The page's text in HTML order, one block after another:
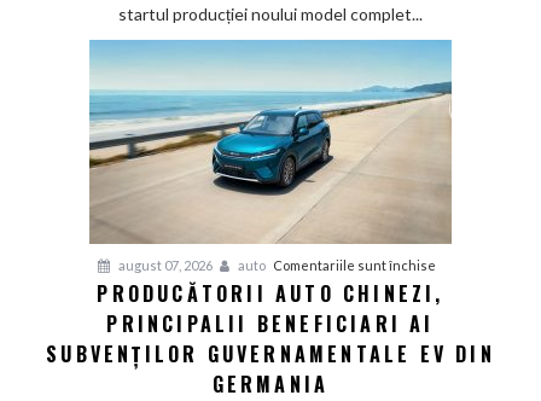
BMW
renunță
și
100%
startul producției noului model complet...
august 07, 2026 auto Comentariile sunt închise
chinezi,
PRODUCĂTORII AUTO CHINEZI,
PRINCIPALII BENEFICIARI AI
SUBVENȚILOR GUVERNAMENTALE EV DIN
GERMANIA